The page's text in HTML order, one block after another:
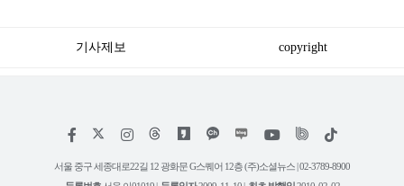
기사제보 copyright
페
스
인
타
위
트
틱
서울 중구 세종대로22길 12 광화문 G스퀘어 12층 (주)소셜뉴스 | 02-3789-8900